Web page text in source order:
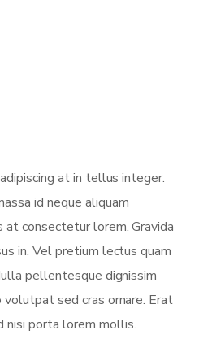
at in tellus integer.
id neque aliquam
at consectetur lorem. Gravida
in. Vel pretium lectus quam
pellentesque dignissim
sed cras ornare. Erat
nisi porta lorem mollis.